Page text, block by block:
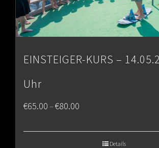
EINSTEIGER-KURS –
Uhr
€65.00–€80.00
Details